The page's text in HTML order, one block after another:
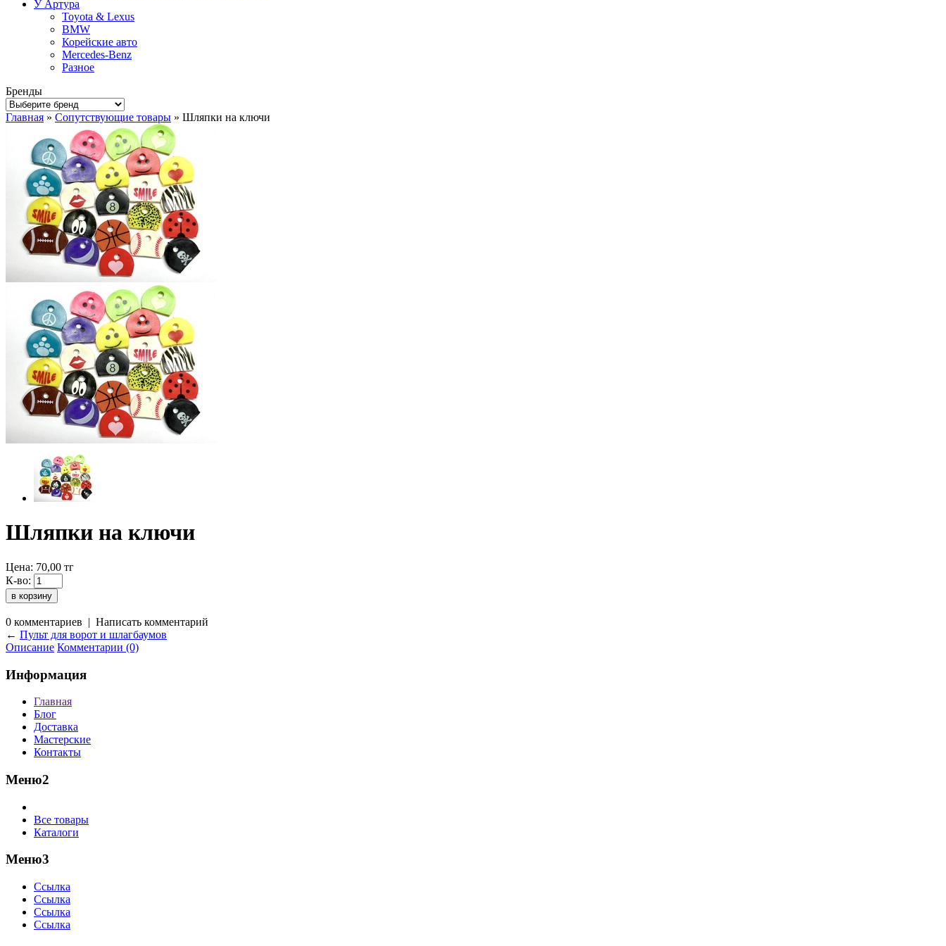
У Артура
Toyota & Lexus
BMW
Корейские авто
Mercedes-Benz
Разное
Бренды
Главная » Сопутствующие товары » Шляпки на ключи
Шляпки на ключи
Цена: 70,00 тг
К-во:
0 комментариев | Написать комментарий
← Пульт для ворот и шлагбаумов
Описание Комментарии (0)
Информация
Главная
Блог
Доставка
Мастерские
Контакты
Меню2
Все товары
Каталоги
Меню3
Ссылка
Ссылка
Ссылка
Ссылка